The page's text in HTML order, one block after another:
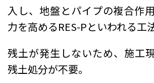
入 し、地盤とパイプの複合作
力を高めるRES-Pといわれる工
残土が発生しないため、施工
残土処分が不要。